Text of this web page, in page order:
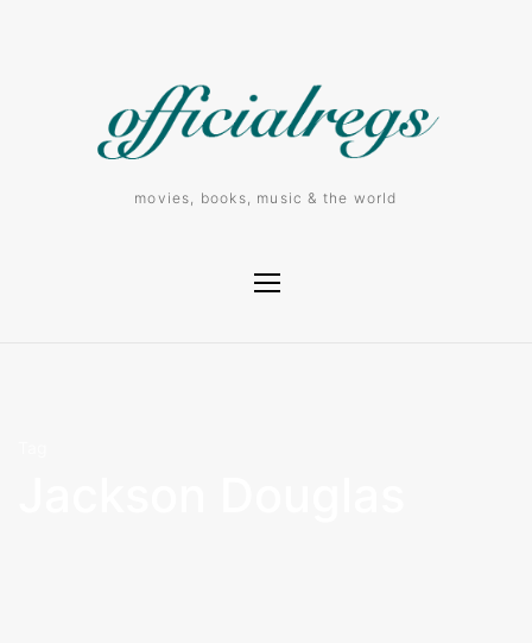
movies, books, music & the world